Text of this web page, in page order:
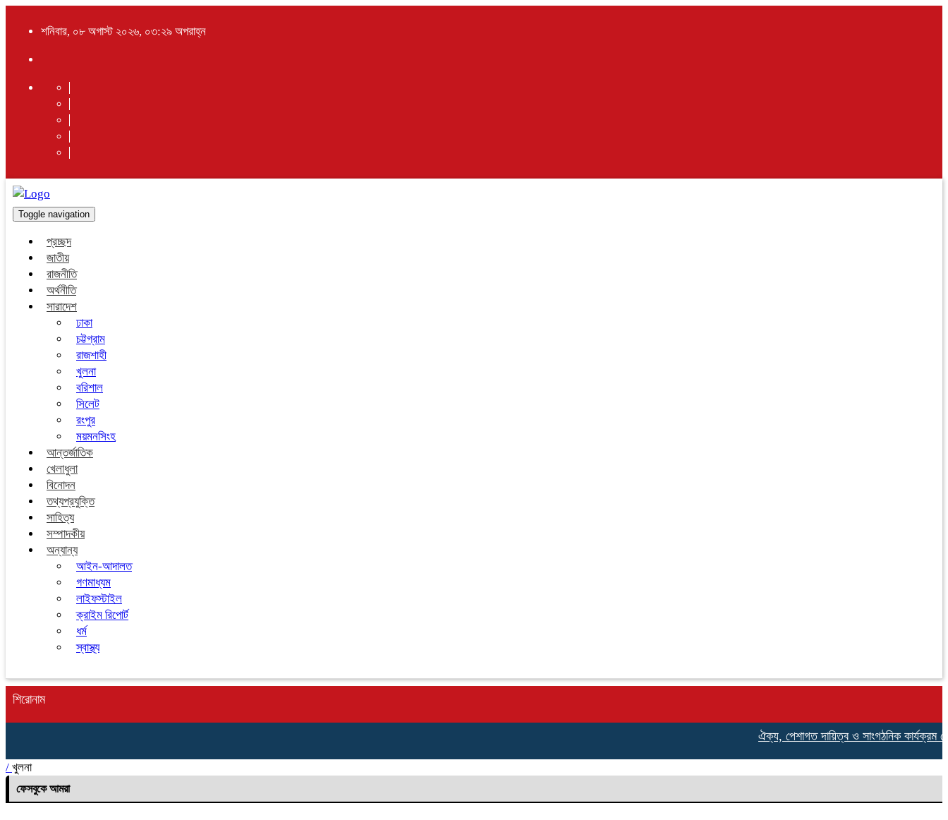
শনিবার, ০৮ অগাস্ট ২০২৬, ০৩:২৯ অপরাহ্ন
Toggle navigation
প্রচ্ছদ
জাতীয়
রাজনীতি
অর্থনীতি
সারাদেশ
ঢাকা
চট্টগ্রাম
রাজশাহী
খুলনা
বরিশাল
সিলেট
রংপুর
ময়মনসিংহ
আন্তর্জাতিক
খেলাধুলা
বিনোদন
তথ্যপ্রযুক্তি
সাহিত্য
সম্পাদকীয়
অন্যান্য
আইন-আদালত
গণমাধ্যম
লাইফস্টাইল
ক্রাইম রিপোর্ট
ধর্ম
স্বাস্থ্য
শিরোনাম
ঐক্য, পেশাগত দায়িত্ব ও সাংগঠনিক কার্যক্রম
/ খুলনা
ফেসবুকে আমরা